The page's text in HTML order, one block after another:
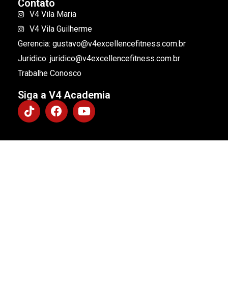
Contato
V4 Vila Maria
V4 Vila Guilherme
Gerencia: gustavo@v4excellencefitness.com.br
Juridico: juridico@v4excellencefitness.com.br
Trabalhe Conosco
Siga a V4 Academia